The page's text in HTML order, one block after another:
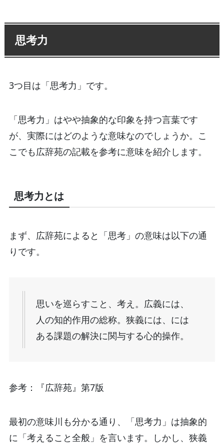
思考力
3つ目は「思考力」です。
「思考力」はやや抽象的な印象を持つ言葉です
が、実際にはどのような意味なのでしょうか。こ
こでも広辞苑の記載を参考に意味を紹介します。
思考力とは
まず、広辞苑によると「思考」の意味は以下の通
りです。
思いを巡らすこと、考え。広義には、
人の知的作用の総称。狭義には、には
ある課題の解決に関与する心的操作。
参考：『広辞苑』第7版
最初の意味川も分かる通り、「思考力」は抽象的
に「考えること全般」を言います。しかし、狭義